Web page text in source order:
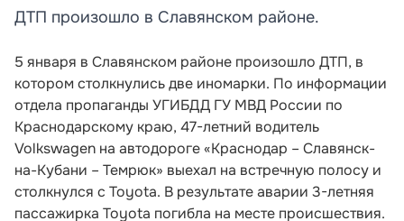
ДТП произошло в Славянском районе.
5 января в Славянском районе произошло ДТП, в
котором столкнулись две иномарки. По информации
отдела пропаганды УГИБДД ГУ МВД России по
Краснодарскому краю, 47-летний водитель
Volkswagen на автодороге «Краснодар – Славянск-
на-Кубани – Темрюк» выехал на встречную полосу и
столкнулся с Toyota. В результате аварии 3-летняя
пассажирка Toyota погибла на месте происшествия.